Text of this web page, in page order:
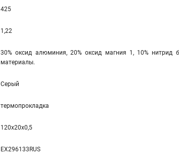
425
1,22
30% оксид алюминия, 20% оксид магния 1, 10% нитрид
материалы.
Серый
термопрокладка
120x20x0,5
EX296133RUS